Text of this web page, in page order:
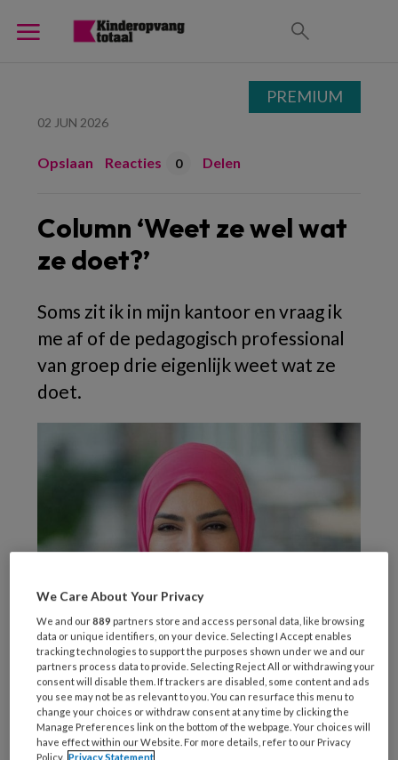
02 JUN 2026
Opslaan Reacties 0 Delen
Column ‘Weet ze wel wat
ze doet?’
Soms zit ik in mijn kantoor en vraag ik
me af of de pedagogisch professional
van groep drie eigenlijk weet wat ze
doet.
PREMIUM
We Care About Your Privacy
We and our889 partners store and access personal data, like browsing
data or unique identifiers, on your device. Selecting I Accept enables
tracking technologies to support the purposes shown under we and our
partners process data to provide. Selecting Reject All or withdrawing your
consent will disable them. If trackers are disabled, some content and ads
you see may not be as relevant to you. You can resurface this menu to
change your choices or withdraw consent at any time by clicking the
Manage Preferences link on the bottom of the webpage. Your choices will
have effect within our Website. For more details, refer to our Privacy
Policy. Privacy Statement